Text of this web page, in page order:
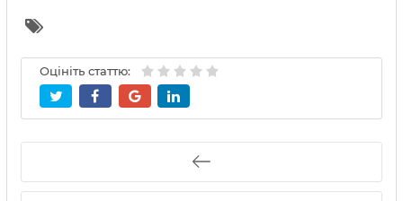
Оцініть статтю: